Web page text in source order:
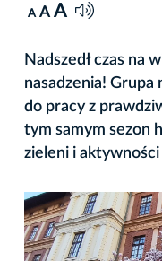
A A A
Nadszedł czas na
nasadzenia! Grupa
do pracy z
tym samym sezon
zieleni i